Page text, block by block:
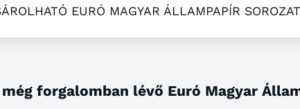
EURÓ MAGYAR ÁLLAMPAPÍR
forgalomban lévő Euró Magyar